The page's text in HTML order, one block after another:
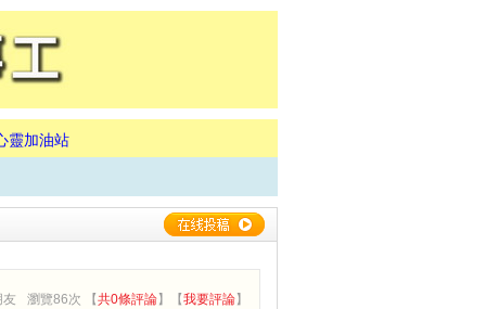
靈加油站
友 瀏覽86次 【共0條評論】【我要評論】